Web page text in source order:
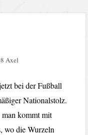
Axel
bei der Fußball
Nationalstolz.
kommt mit
wo die Wurzeln